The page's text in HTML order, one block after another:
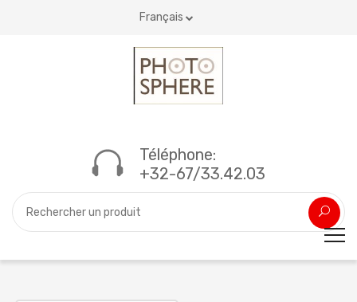
Français
Téléphone:
+32-67/33.42.03